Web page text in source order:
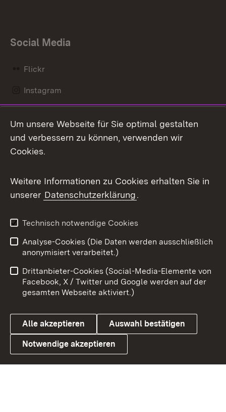
Social Media
Flickr
Instagram
Mastodon
Messenger
Social Wall
X / Twitter
Youtube
Link zum Landesportal
Benutzungshinweise
Barrierefreiheit
Datenschutz
Cookies
Um unsere Webseite für Sie optimal gestalten
und verbessern zu können, verwenden wir
Cookies.
Weitere Informationen zu Cookies erhalten Sie in
unserer Datenschutzerklärung.
Technisch notwendige Cookies
Analyse-Cookies (Die Daten werden ausschließlich
anonymisiert verarbeitet.)
Drittanbieter-Cookies (Social-Media-Elemente von
Facebook, X / Twitter und Google werden auf der
gesamten Webseite aktiviert.)
Alle akzeptieren Auswahl bestätigen
Notwendige akzeptieren